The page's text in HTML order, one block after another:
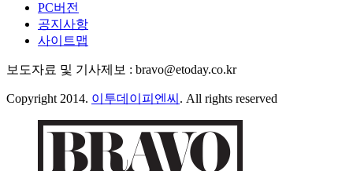
PC버전
공지사항
사이트맵
보도자료 및 기사제보 : bravo@etoday.co.kr
Copyright 2014. 이투데이피엔씨 . All rights reserved